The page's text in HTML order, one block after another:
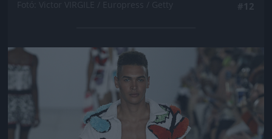
Jön még kép!